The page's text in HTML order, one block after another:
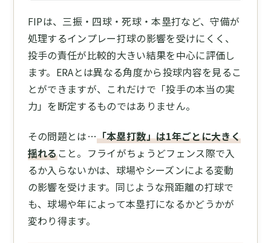
FIPは、三振・四球・死球・本塁打など、守備が
処理するインプレー打球の影響を受けにくく、
投手の責任が比較的大きい結果を中心に評価し
ます。ERAとは異なる角度から投球内容を見るこ
とができますが、これだけで「投手の本当の実
力」を断定するものではありません。
その問題とは…「本塁打数」は1年ごとに大きく
揺れること。フライがちょうどフェンス際で入
るか入らないかは、球場やシーズンによる変動
の影響を受けます。同じような飛距離の打球で
も、球場や年によって本塁打になるかどうかが
変わり得ます。